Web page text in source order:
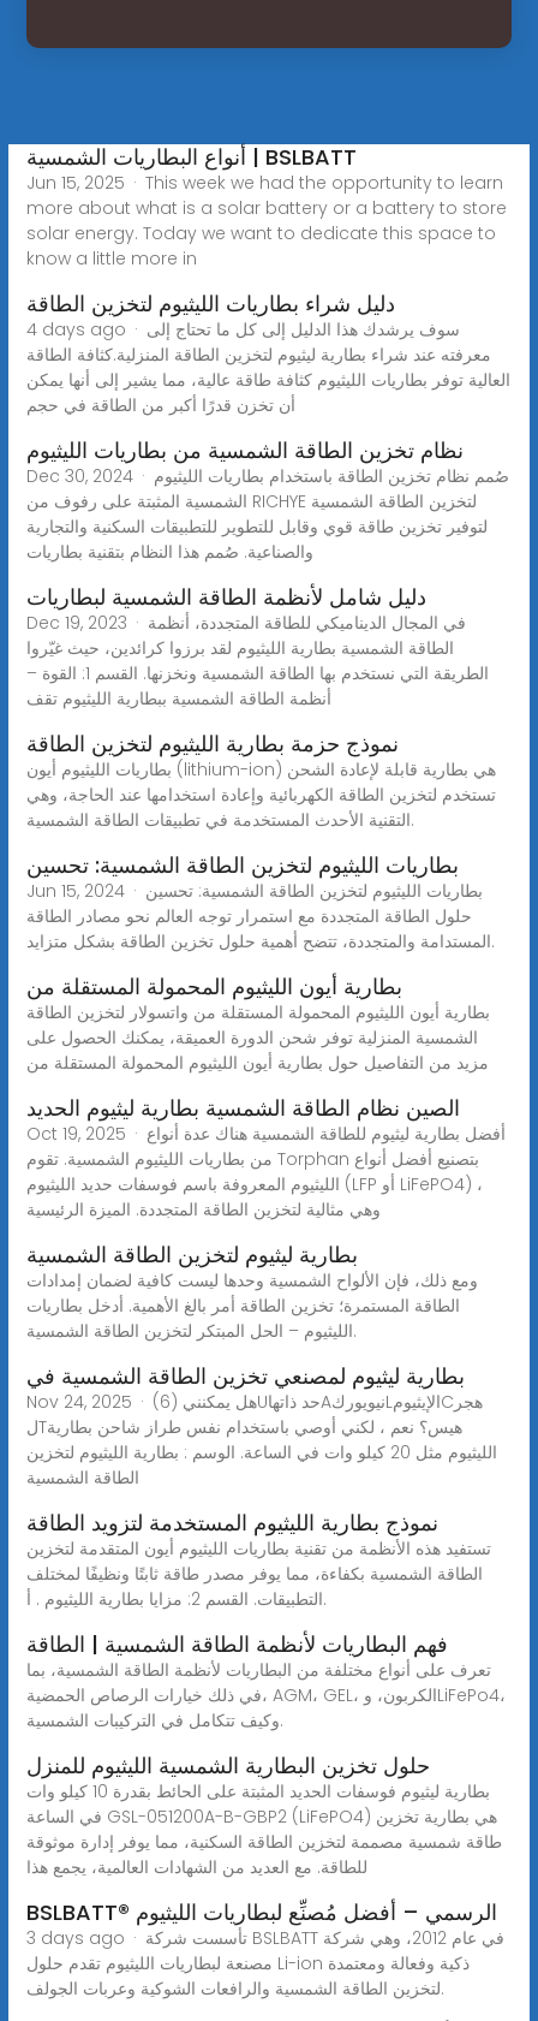
أنواع البطاريات الشمسية | BSLBATT
Jun 15, 2025 · This week we had the opportunity to learn
more about what is a solar battery or a battery to store
solar energy. Today we want to dedicate this space to
know a little more in
دليل شراء بطاريات الليثيوم لتخزين الطاقة
4 days ago · سوف يرشدك هذا الدليل إلى كل ما تحتاج إلى
معرفته عند شراء بطارية ليثيوم لتخزين الطاقة المنزلية.كثافة الطاقة
العالية توفر بطاريات الليثيوم كثافة طاقة عالية، مما يشير إلى أنها يمكن
أن تخزن قدرًا أكبر من الطاقة في حجم
نظام تخزين الطاقة الشمسية من بطاريات الليثيوم
Dec 30, 2024 · صُمم نظام تخزين الطاقة باستخدام بطاريات الليثيوم
الشمسية المثبتة على رفوف من RICHYE لتخزين الطاقة الشمسية
لتوفير تخزين طاقة قوي وقابل للتطوير للتطبيقات السكنية والتجارية
والصناعية. صُمم هذا النظام بتقنية بطاريات
دليل شامل لأنظمة الطاقة الشمسية لبطاريات
Dec 19, 2023 · في المجال الديناميكي للطاقة المتجددة، أنظمة
الطاقة الشمسية بطارية الليثيوم لقد برزوا كرائدين، حيث غيّروا
الطريقة التي نستخدم بها الطاقة الشمسية ونخزنها. القسم 1: القوة –
أنظمة الطاقة الشمسية ببطارية الليثيوم تقف
نموذج حزمة بطارية الليثيوم لتخزين الطاقة
بطاريات الليثيوم أيون (lithium-ion) هي بطارية قابلة لإعادة الشحن
تستخدم لتخزين الطاقة الكهربائية وإعادة استخدامها عند الحاجة، وهي
التقنية الأحدث المستخدمة في تطبيقات الطاقة الشمسية.
بطاريات الليثيوم لتخزين الطاقة الشمسية: تحسين
Jun 15, 2024 · بطاريات الليثيوم لتخزين الطاقة الشمسية: تحسين
حلول الطاقة المتجددة مع استمرار توجه العالم نحو مصادر الطاقة
المستدامة والمتجددة، تتضح أهمية حلول تخزين الطاقة بشكل متزايد.
بطارية أيون الليثيوم المحمولة المستقلة من
بطارية أيون الليثيوم المحمولة المستقلة من واتسولار لتخزين الطاقة
الشمسية المنزلية توفر شحن الدورة العميقة، يمكنك الحصول على
مزيد من التفاصيل حول بطارية أيون الليثيوم المحمولة المستقلة من
الصين نظام الطاقة الشمسية بطارية ليثيوم الحديد
Oct 19, 2025 · أفضل بطارية ليثيوم للطاقة الشمسية هناك عدة أنواع
من بطاريات الليثيوم الشمسية. تقوم Torphan بتصنيع أفضل أنواع
الليثيوم المعروفة باسم فوسفات حديد الليثيوم (LFP أو LiFePO4) ،
وهي مثالية لتخزين الطاقة المتجددة. الميزة الرئيسية
بطارية ليثيوم لتخزين الطاقة الشمسية
ومع ذلك، فإن الألواح الشمسية وحدها ليست كافية لضمان إمدادات
الطاقة المستمرة؛ تخزين الطاقة أمر بالغ الأهمية. أدخل بطاريات
الليثيوم – الحل المبتكر لتخزين الطاقة الشمسية.
بطارية ليثيوم لمصنعي تخزين الطاقة الشمسية في
Nov 24, 2025 · (6) هل يمكننيUحد ذاتهاAنيويوركLالإيثيومCهجر
لTهيس؟ نعم ، لكني أوصي باستخدام نفس طراز شاحن بطارية
الليثيوم مثل 20 كيلو وات في الساعة. الوسم : بطارية الليثيوم لتخزين
الطاقة الشمسية
نموذج بطارية الليثيوم المستخدمة لتزويد الطاقة
تستفيد هذه الأنظمة من تقنية بطاريات الليثيوم أيون المتقدمة لتخزين
الطاقة الشمسية بكفاءة، مما يوفر مصدر طاقة ثابتًا ونظيفًا لمختلف
التطبيقات. القسم 2: مزايا بطارية الليثيوم . أ.
فهم البطاريات لأنظمة الطاقة الشمسية | الطاقة
تعرف على أنواع مختلفة من البطاريات لأنظمة الطاقة الشمسية، بما
في ذلك خيارات الرصاص الحمضية، AGM، GEL، الكربون، وLiFePo4،
وكيف تتكامل في التركيبات الشمسية.
حلول تخزين البطارية الشمسية الليثيوم للمنزل
بطارية ليثيوم فوسفات الحديد المثبتة على الحائط بقدرة 10 كيلو وات
في الساعة GSL-051200A-B-GBP2 (LiFePO4) هي بطارية تخزين
طاقة شمسية مصممة لتخزين الطاقة السكنية، مما يوفر إدارة موثوقة
للطاقة. مع العديد من الشهادات العالمية، يجمع هذا
BSLBATT® الرسمي – أفضل مُصنِّع لبطاريات الليثيوم
3 days ago · تأسست شركة BSLBATT في عام 2012، وهي شركة
مصنعة لبطاريات الليثيوم تقدم حلول Li-ion ذكية وفعالة ومعتمدة
لتخزين الطاقة الشمسية والرافعات الشوكية وعربات الجولف.